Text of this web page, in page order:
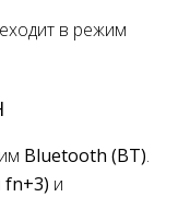
в режим
Bluetooth (BT).
fn+3) и